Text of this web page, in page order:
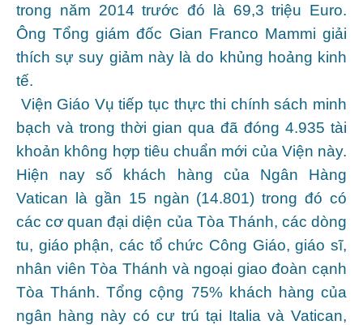
trong năm 2014 trước đó là 69,3 triệu Euro.
Ông Tổng giám đốc Gian Franco Mammi giải
thích sự suy giảm này là do khủng hoảng kinh
tế.
Viện Giáo Vụ tiếp tục thực thi chính sách minh
bạch và trong thời gian qua đã đóng 4.935 tài
khoản không hợp tiêu chuẩn mới của Viện này.
Hiện nay số khách hàng của Ngân Hàng
Vatican là gần 15 ngàn (14.801) trong đó có
các cơ quan đại diện của Tòa Thánh, các dòng
tu, giáo phận, các tổ chức Công Giáo, giáo sĩ,
nhân viên Tòa Thánh và ngoại giao đoàn cạnh
Tòa Thánh. Tổng cộng 75% khách hàng của
ngân hàng này có cư trú tại Italia và Vatican,